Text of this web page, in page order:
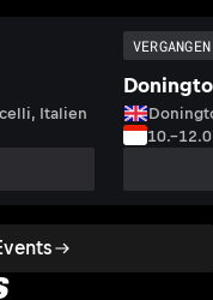
Italien
VERGANGEN